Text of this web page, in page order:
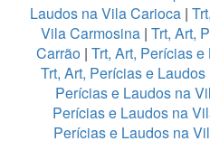
Laudos na Vila Carioca|
Vila Carmosina | Trt, Art,
Carrão| Trt, Art, Perícias
Trt, Art, Perícias e
Perícias e Laudos na
Perícias e Laudos na
Perícias e Laudos na